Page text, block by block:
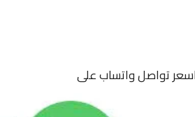
تواصل واتساب على